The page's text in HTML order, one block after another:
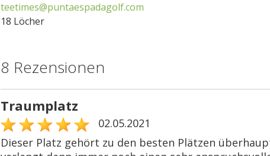
teetimes@puntaespadagolf.com
18 Löcher
8 Rezensionen
Traumplatz
02.05.2021
Dieser Platz gehört zu den besten Plätzen